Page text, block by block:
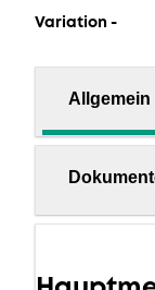
Variation -
Allgemein